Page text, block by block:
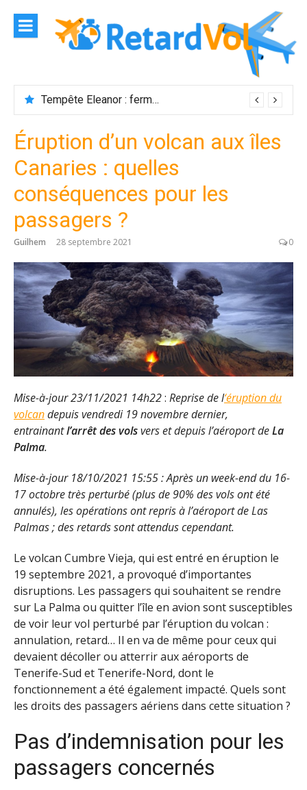
contenu
Tempête Eleanor : fermeture de l’aéroport Maurice
Éruption d’un volcan aux îles
Canaries : quelles
conséquences pour les
passagers ?
Guilhem 28 septembre 2021 0
Mise-à-jour 23/11/2021 14h22: Reprise de l‘éruption du
volcandepuis vendredi 19 novembre dernier,
entrainantl’arrêt des volsvers et depuis l’aéroport deLa
Palma.
Mise-à-jour 18/10/2021 15:55 : Après un week-end du 16-
17 octobre très perturbé (plus de 90% des vols ont été
annulés), les opérations ont repris à l’aéroport de Las
Palmas ; des retards sont attendus cependant.
Le volcan Cumbre Vieja, qui est entré en éruption le
19 septembre 2021, a provoqué d’importantes
disruptions. Les passagers qui souhaitent se rendre
sur La Palma ou quitter l’île en avion sont susceptibles
de voir leur vol perturbé par l’éruption du volcan :
annulation, retard… Il en va de même pour ceux qui
devaient décoller ou atterrir aux aéroports de
Tenerife-Sud et Tenerife-Nord, dont le
fonctionnement a été également impacté. Quels sont
les droits des passagers aériens dans cette situation ?
Pas d’indemnisation pour les
passagers concernés